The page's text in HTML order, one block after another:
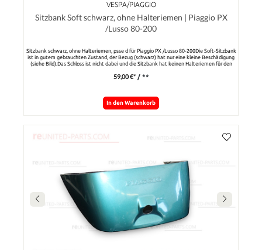
VESPA/PIAGGIO
Sitzbank Soft schwarz, ohne Halteriemen | Piaggio PX
/Lusso 80-200
Sitzbank schwarz, ohne Halteriemen, psse d für Piaggio PX /Lusso 80-200Die Soft-Sitzbank
ist in gutem gebrauchten Zustand, der Bezug (schwarz) hat nur eine kleine Beschädigung
(siehe Bild).Das Schloss ist nicht dabei und die Sitzbank hat keinen Halteriemen für den
59,00 €* / **
In den Warenkorb